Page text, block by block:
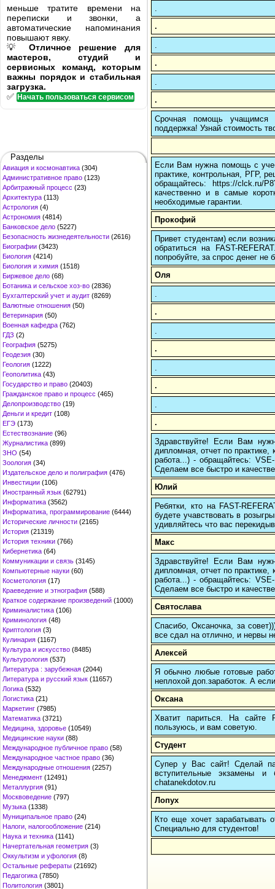
меньше тратите времени на
переписки и звонки, а
автоматические напоминания
повышают явку.
💡 Отличное решение для
мастеров, студий и
сервисных команд, которым
важны порядок и стабильная
загрузка.
✅ Начать пользоваться сервисом
Разделы
Авиация и космонавтика (304)
Административное право (123)
Арбитражный процесс (23)
Архитектура (113)
Астрология (4)
Астрономия (4814)
Банковское дело (5227)
Безопасность жизнедеятельности (2616)
Биографии (3423)
Биология (4214)
Биология и химия (1518)
Биржевое дело (68)
Ботаника и сельское хоз-во (2836)
Бухгалтерский учет и аудит (8269)
Валютные отношения (50)
Ветеринария (50)
Военная кафедра (762)
ГДЗ (2)
География (5275)
Геодезия (30)
Геология (1222)
Геополитика (43)
Государство и право (20403)
Гражданское право и процесс (465)
Делопроизводство (19)
Деньги и кредит (108)
ЕГЭ (173)
Естествознание (96)
Журналистика (899)
ЗНО (54)
Зоология (34)
Издательское дело и полиграфия (476)
Инвестиции (106)
Иностранный язык (62791)
Информатика (3562)
Информатика, программирование (6444)
Исторические личности (2165)
История (21319)
История техники (766)
Кибернетика (64)
Коммуникации и связь (3145)
Компьютерные науки (60)
Косметология (17)
Краеведение и этнография (588)
Краткое содержание произведений (1000)
Криминалистика (106)
Криминология (48)
Криптология (3)
Кулинария (1167)
Культура и искусство (8485)
Культурология (537)
Литература : зарубежная (2044)
Литература и русский язык (11657)
Логика (532)
Логистика (21)
Маркетинг (7985)
Математика (3721)
Медицина, здоровье (10549)
Медицинские науки (88)
Международное публичное право (58)
Международное частное право (36)
Международные отношения (2257)
Менеджмент (12491)
Металлургия (91)
Москвоведение (797)
Музыка (1338)
Муниципальное право (24)
Налоги, налогообложение (214)
Наука и техника (1141)
Начертательная геометрия (3)
Оккультизм и уфология (8)
Остальные рефераты (21692)
Педагогика (7850)
Политология (3801)
.
.
.
Срочная помощь учащимся в
поддержка! Узнай стоимость
Если Вам нужна помощь с
практике, контрольная, РГР,
обращайтесь: https://clck.ru/
качественно и в самые
необходимые гарантии.
Прокофий
Привет студентам) если
обратиться на FAST-
попробуйте, за спрос денег не
Оля
.
.
.
.
Здравствуйте! Если Вам
дипломная, отчет по
работа...) - обращайтесь:
Сделаем все быстро и
Юлий
Ребятки, кто на FAST-
будете учавствовать в
удивляйтесь что вас
Макс
Здравствуйте! Если Вам
дипломная, отчет по
работа...) - обращайтесь:
Сделаем все быстро и
Святослава
Спасибо, Оксаночка, за
все сдал на отлично, и нервы
Алексей
Я обычно любые готовые
неплохой доп.заработок. А
Оксана
Хватит париться. На
пользуюсь, и вам советую.
Студент
Супер у Вас сайт! Сделай
вступительные экзамены
chatanekdotov.ru
Лопух
Кто еще хочет зарабатывать
Cпециально для студентов!